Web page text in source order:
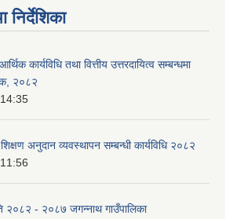
कार्यविधि तथा वित्तीय उत्तरदायित्व सम्बन्धमा
२०८२
अनुदान व्यवस्थापन सम्बन्धी कार्यविधि २०८२
२०८२ - २०८७ जगन्नाथ गाउँपालिका